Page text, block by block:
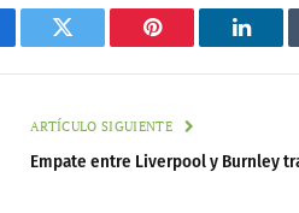
Twitter Pinterest
ARTÍCULO SIGUIENTE
Empate entre Liverpool y Burnley